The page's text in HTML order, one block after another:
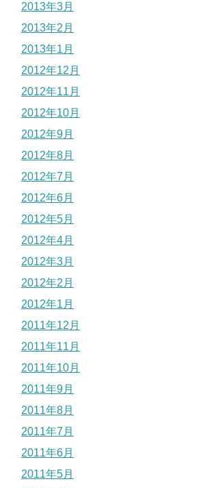
2013年3月
2013年2月
2013年1月
2012年12月
2012年11月
2012年10月
2012年9月
2012年8月
2012年7月
2012年6月
2012年5月
2012年4月
2012年3月
2012年2月
2012年1月
2011年12月
2011年11月
2011年10月
2011年9月
2011年8月
2011年7月
2011年6月
2011年5月